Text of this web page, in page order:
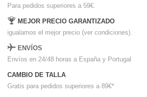
Para pedidos superiores a 59€.
MEJOR PRECIO GARANTIZADO
igualamos el mejor precio (ver condiciones).
ENVÍOS
Envíos en 24/48 horas a España y Portugal
CAMBIO DE TALLA
Gratis para pedidos superiores a 89€*